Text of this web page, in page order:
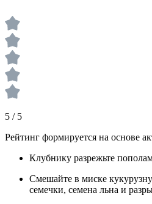
5 / 5
Рейтинг формируется на основе
Клубнику разрежьте
Смешайте в миске
семечки, семена льна и